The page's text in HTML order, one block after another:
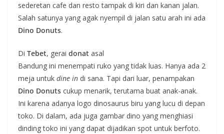
sederetan cafe dan resto tampak di kiri dan kanan jalan.
Salah satunya yang agak nyempil di jalan satu arah ini ada
Dino Donuts.
Di Tebet, gerai donat asal
Bandung ini menempati ruko yang tidak luas. Hanya ada 2
meja untuk dine in di sana. Tapi dari luar, penampakan
Dino Donuts cukup menarik, terutama buat anak-anak.
Ini karena adanya logo dinosaurus biru yang lucu di depan
toko. Di dalam, ada juga gambar dino yang menghiasi
dinding toko ini yang dapat dijadikan spot untuk berfoto.